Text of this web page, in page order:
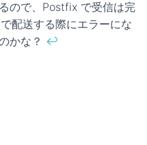
ので、Postfix で受信は完
配送する際にエラーにな
かな？ ↩